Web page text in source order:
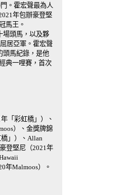
。霍宏聲最為人
年包辦豪登堅
馬王。
場頭馬，以及夥
居亞軍。霍宏聲
頭馬紀錄，是他
典一哩賽，首次
「彩虹橋」）、
）、金獎牌錦
」）、Allan
登堅尼（2021年
年Malmoos）。